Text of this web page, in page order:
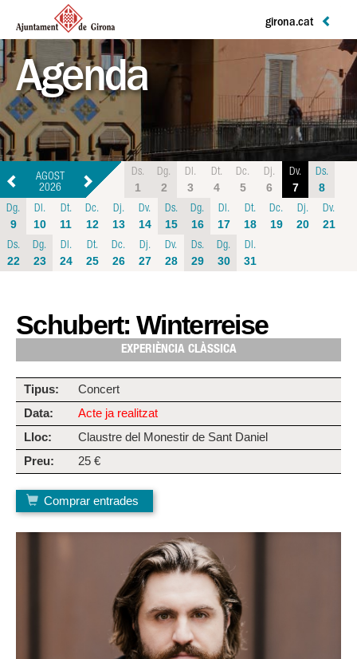
girona.cat
Agenda
AGOST
2026
Ds.
1
Dg.
2
Dl.
3
Dt.
4
Dc.
5
Dj.
6
Dv.
7
Ds.
8
Dg.
9
Dl.
10
Dt.
11
Dc.
12
Dj.
13
Dv.
14
Ds.
15
Dg.
16
Dl.
17
Dt.
18
Dc.
19
Dj.
20
Dv.
21
Ds.
22
Dg.
23
Dl.
24
Dt.
25
Dc.
26
Dj.
27
Dv.
28
Ds.
29
Dg.
30
Dl.
31
Schubert: Winterreise
EXPERIÈNCIA CLÀSSICA
Tipus:
Concert
Data:
Acte ja realitzat
Lloc:
Claustre del Monestir de Sant Daniel
Preu:
25 €
Comprar entrades